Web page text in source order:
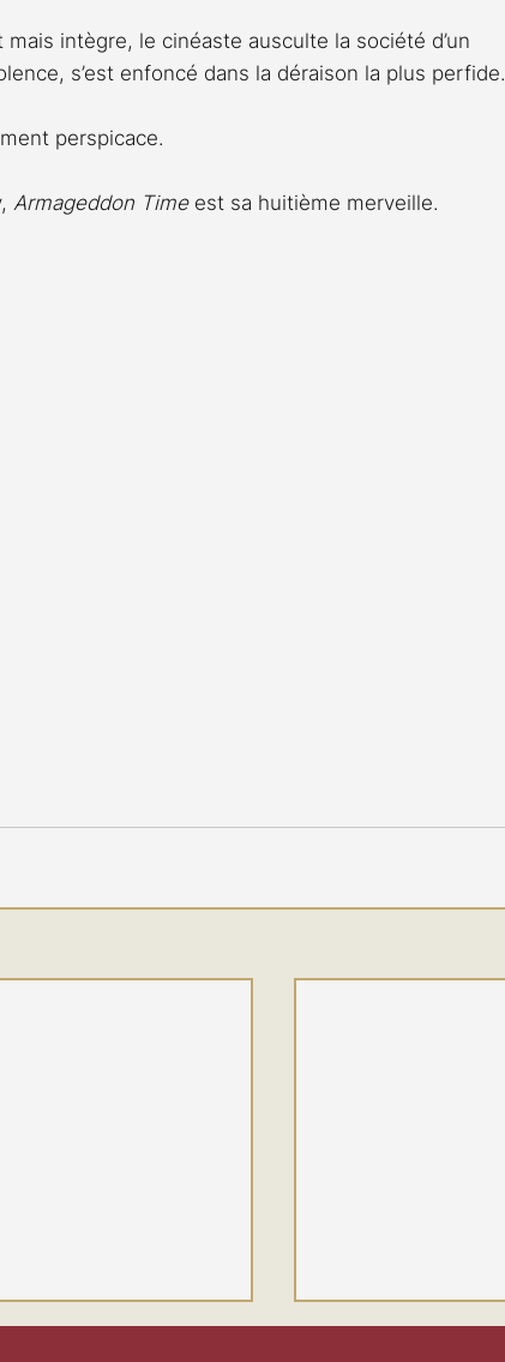
intègre, le cinéaste ausculte la société d’un
s’est enfoncé dans la déraison la plus perfide.
perspicace.
Armageddon Time est sa huitième merveille.